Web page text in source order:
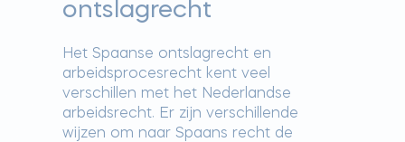
ontslagrecht
Het Spaanse ontslagrecht en
arbeidsprocesrecht kent veel
verschillen met het Nederlandse
arbeidsrecht. Er zijn verschillende
wijzen om naar Spaans recht de